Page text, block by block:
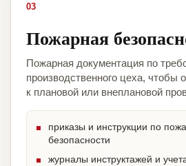
03
Пожарная
Пожарная документация по
производственного цеха, чтобы
к плановой или внеплановой
приказы и инструкции по
безопасности
журналы инструктажей и